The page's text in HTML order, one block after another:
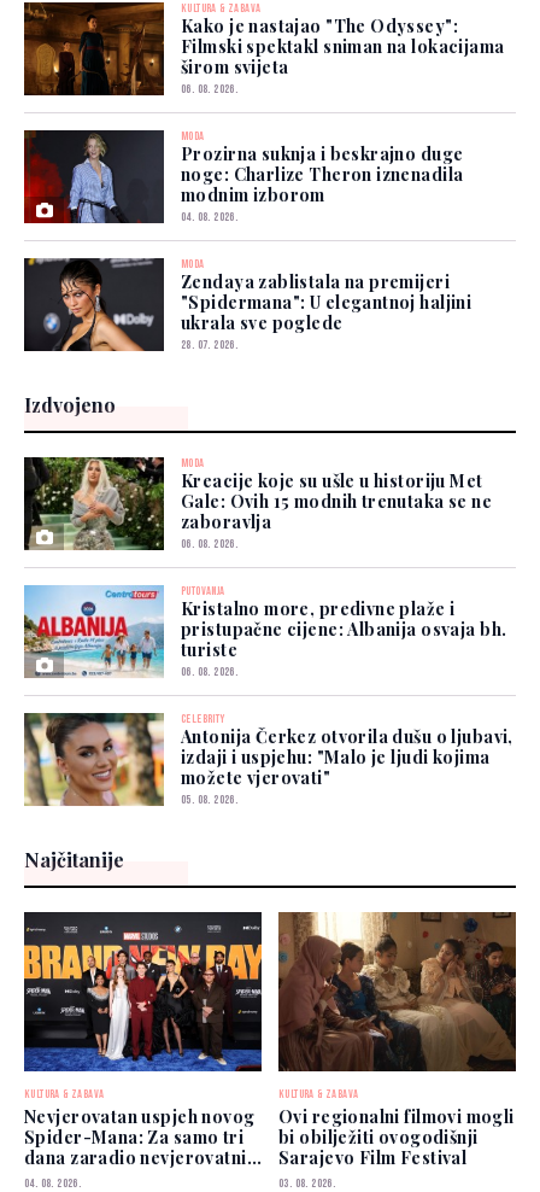
KULTURA & ZABAVA
Kako je nastajao "The Odyssey":
Filmski spektakl sniman na lokacijama
širom svijeta
06. 08. 2026.
MODA
Prozirna suknja i beskrajno duge
noge: Charlize Theron iznenadila
modnim izborom
04. 08. 2026.
MODA
Zendaya zablistala na premijeri
"Spidermana": U elegantnoj haljini
ukrala sve poglede
28. 07. 2026.
Izdvojeno
MODA
Kreacije koje su ušle u historiju Met
Gale: Ovih 15 modnih trenutaka se ne
zaboravlja
06. 08. 2026.
PUTOVANJA
Kristalno more, predivne plaže i
pristupačne cijene: Albanija osvaja bh.
turiste
06. 08. 2026.
CELEBRITY
Antonija Čerkez otvorila dušu o ljubavi,
izdaji i uspjehu: "Malo je ljudi kojima
možete vjerovati"
05. 08. 2026.
Najčitanije
KULTURA & ZABAVA
Nevjerovatan uspjeh novog
Spider-Mana: Za samo tri
dana zaradio nevjerovatnih
927 miliona dolara
04. 08. 2026.
KULTURA & ZABAVA
Ovi regionalni filmovi mogli
bi obilježiti ovogodišnji
Sarajevo Film Festival
03. 08. 2026.